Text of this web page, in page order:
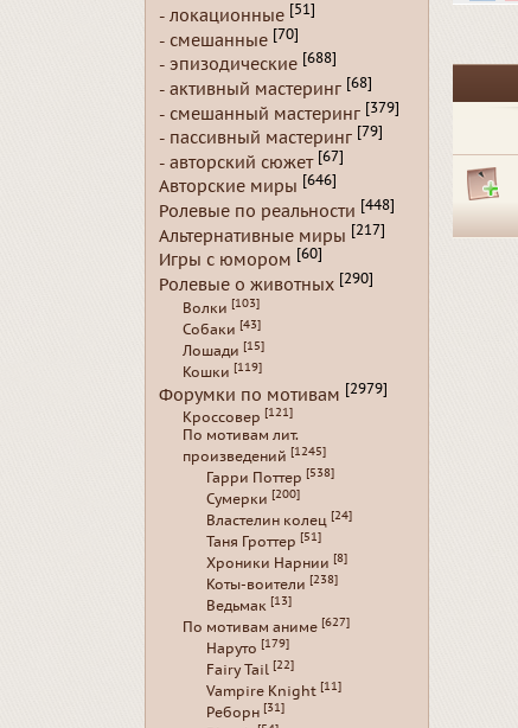
- локационные [51]
- смешанные [70]
- эпизодические [688]
- активный мастеринг [68]
- смешанный мастеринг [379]
- пассивный мастеринг [79]
- авторский сюжет [67]
Авторские миры [646]
Ролевые по реальности [448]
Альтернативные миры [217]
Игры с юмором [60]
Ролевые о животных [290]
Волки [103]
Собаки [43]
Лошади [15]
Кошки [119]
Форумки по мотивам [2979]
Кроссовер [121]
По мотивам лит.
произведений [1245]
Гарри Поттер [538]
Сумерки [200]
Властелин колец [24]
Таня Гроттер [51]
Хроники Нарнии [8]
Коты-воители [238]
Ведьмак [13]
По мотивам аниме [627]
Наруто [179]
Fairy Tail [22]
Vampire Knight [11]
Реборн [31]